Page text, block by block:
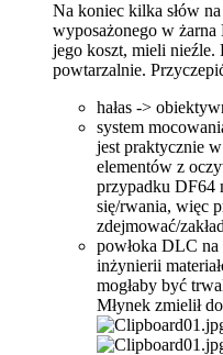
Na koniec kilka słów
wyposażonego w
jego koszt, mieli nieźle.
powtarzalnie.
hałas ->
system
jest praktycznie
elementów z
przypadku DF64
się/rwania, więc
zdejmować/
powłoka DLC na
inżynierii
mogłaby być
Młynek zmielił